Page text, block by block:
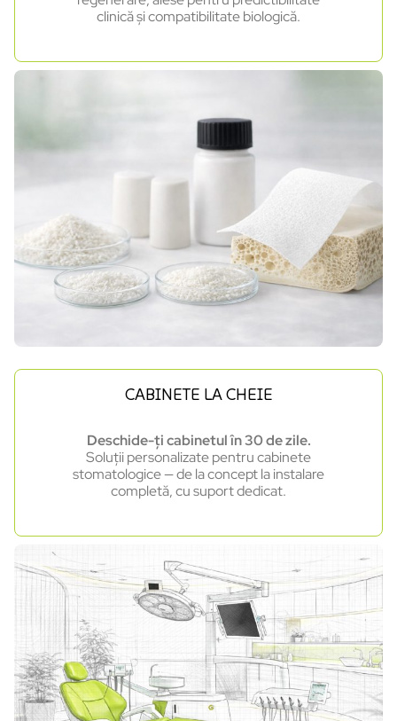
clinică și compatibilitate biologică.
CABINETE LA CHEIE
Deschide-ți cabinetul în 30 de zile.
Soluții personalizate pentru cabinete
stomatologice — de la concept la instalare
completă, cu suport dedicat.